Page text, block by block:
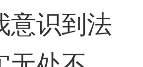
意识到法